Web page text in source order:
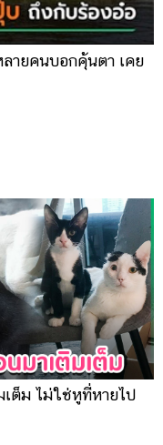
ายคนบอกคุ้นตา เคย
เต็ม ไม่ใช่หูที่หายไป